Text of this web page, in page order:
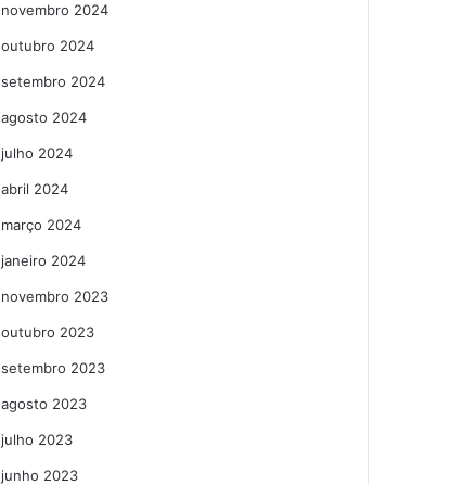
novembro 2024
outubro 2024
setembro 2024
agosto 2024
julho 2024
abril 2024
março 2024
janeiro 2024
novembro 2023
outubro 2023
setembro 2023
agosto 2023
julho 2023
junho 2023